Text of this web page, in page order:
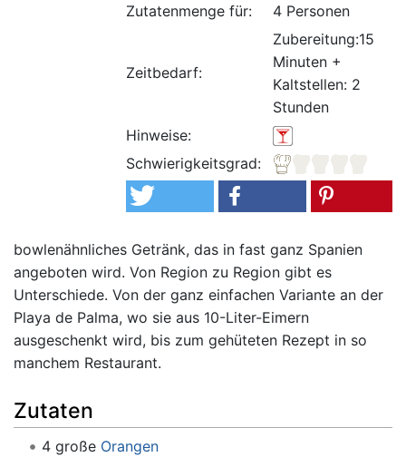
Zutatenmenge für: 4 Personen
Zeitbedarf:
Zubereitung:15
Minuten +
Kaltstellen: 2
Stunden
Hinweise:
Schwierigkeitsgrad:
bowlenähnliches Getränk, das in fast ganz Spanien
angeboten wird. Von Region zu Region gibt es
Unterschiede. Von der ganz einfachen Variante an der
Playa de Palma, wo sie aus 10-Liter-Eimern
ausgeschenkt wird, bis zum gehüteten Rezept in so
manchem Restaurant.
Zutaten
4 große Orangen